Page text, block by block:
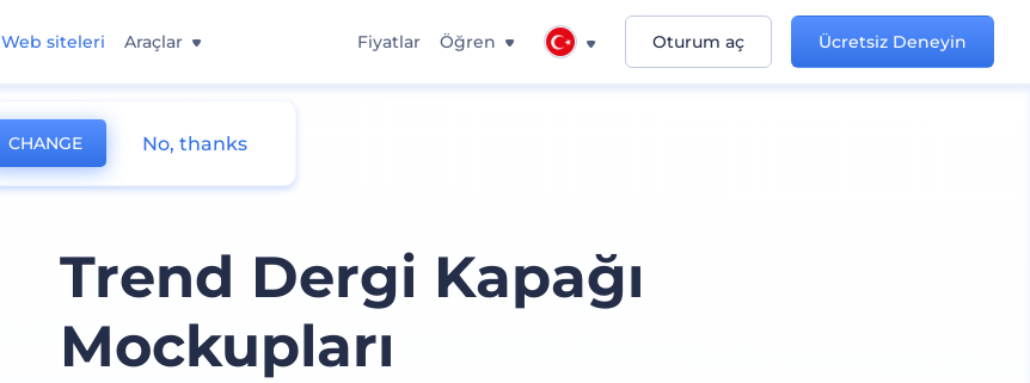
Web siteleri Araçlar Fiyatlar Öğren Oturum aç Ücretsiz Deneyin
Trend Dergi Kapağı
Mockupları
CHANGE No, thanks